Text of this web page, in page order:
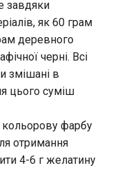
завдяки
як 60 грам
деревного
черні. Всі
змішані в
цього суміш
фарбу
отримання
4-6 г желатину